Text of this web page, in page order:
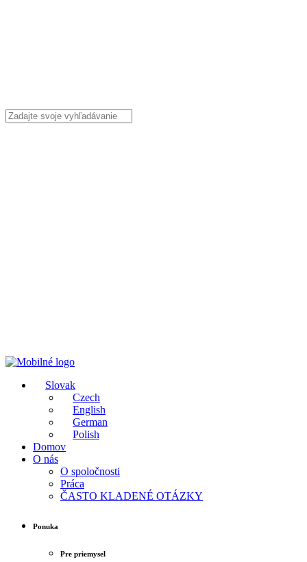
Slovak
Czech
English
German
Polish
Domov
O nás
O spoločnosti
Práca
ČASTO KLADENÉ OTÁZKY
Ponuka
Pre priemysel